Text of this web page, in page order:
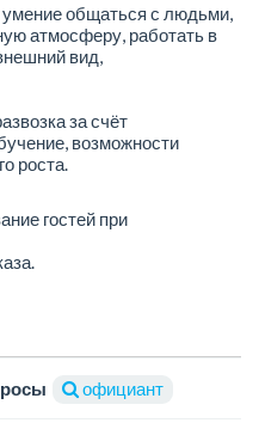
общаться с людьми,
атмосферу, работать в
вид,
за счёт
возможности
роста.
гостей при
официант